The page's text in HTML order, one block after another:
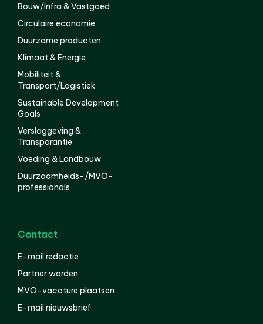
Bouw/Infra & Vastgoed
Circulaire economie
Duurzame producten
Klimaat & Energie
Mobiliteit &
Transport/Logistiek
Sustainable Development
Goals
Verslaggeving &
Transparantie
Voeding & Landbouw
Duurzaamheids-/MVO-
professionals
Contact
E-mail redactie
Partner worden
MVO-vacature plaatsen
E-mail nieuwsbrief